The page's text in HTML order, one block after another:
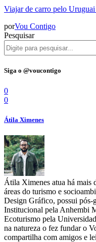
Viajar de carro pelo Uruguai
porVou Contigo
Pesquisar
Siga o @voucontigo
0
0
Átila Ximenes
Átila Ximenes atua há mais
áreas do turismo e
Design Gráfico, possui pós-
Institucional pela Anhembi
Ecoturismo pela
na natureza o fez fundar o
compartilha com amigos e